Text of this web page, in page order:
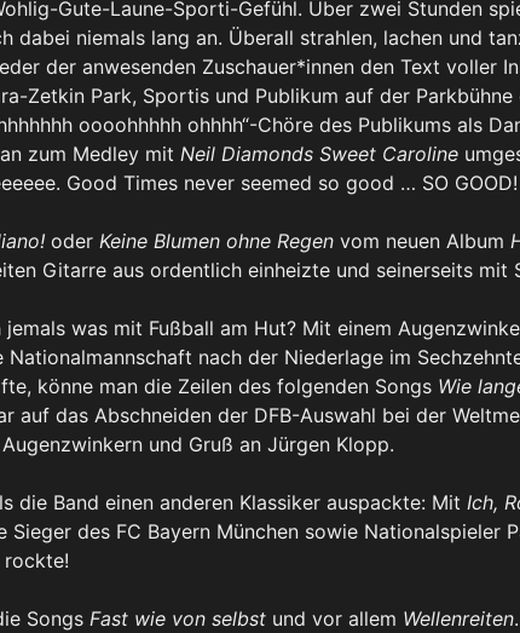
Gute-Laune-Sporti-Gefühl. Über zwei Stunden
dabei niemals lang an. Überall strahlen, lachen und
der anwesenden Zuschauer*innen den Text voller
Zetkin Park, Sportis und Publikum auf der
oooohhhhh ohhhh“-Chöre des Publikums als
zum Medley mit Neil Diamonds Sweet Caroline
Good Times never seemed so good … SO GOOD!
oder Keine Blumen ohne Regen vom neuen Album
Gitarre aus ordentlich einheizte und seinerseits mit
was mit Fußball am Hut? Mit einem
nach der Niederlage im
könne man die Zeilen des folgenden Songs Wie
auf das Abschneiden der DFB-Auswahl bei der
und Gruß an Jürgen Klopp.
die Band einen anderen Klassiker auspackte: Mit Ich,
des FC Bayern München sowie Nationalspieler
rockte!
Songs Fast wie von selbst und vor allem Wellenreiten